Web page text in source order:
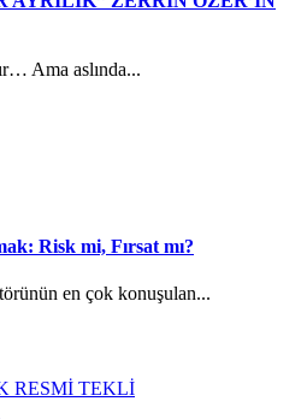
Ama aslında...
Risk mi, Fırsat mı?
en çok konuşulan...
RESMİ TEKLİ